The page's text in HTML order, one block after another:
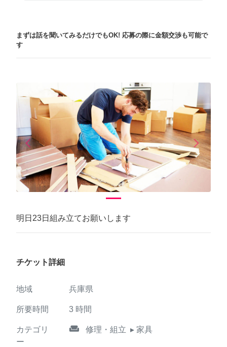
まずは話を聞いてみるだけでもOK! 応募の際に金額交渉も可能で
す
arrow_back_iosPrevious arrow_forward_iosNext
明日23日組み立てお願いします
チケット詳細
地域 兵庫県
所要時間 3 時間
カテゴリ
ー
weekend 修理・組立 ▸ 家具